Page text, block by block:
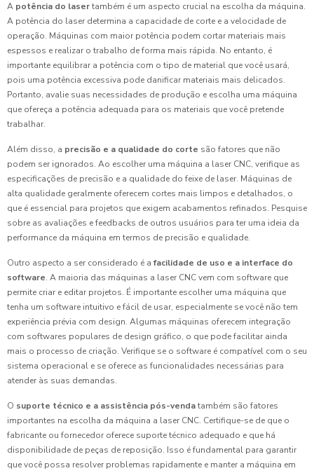
A potência do lasertambém é um aspecto crucial na escolha da máquina.
A potência do laser determina a capacidade de corte e a velocidade de
operação. Máquinas com maior potência podem cortar materiais mais
espessos e realizar o trabalho de forma mais rápida. No entanto, é
importante equilibrar a potência com o tipo de material que você usará,
pois uma potência excessiva pode danificar materiais mais delicados.
Portanto, avalie suas necessidades de produção e escolha uma máquina
que ofereça a potência adequada para os materiais que você pretende
trabalhar.
Além disso, a precisão e a qualidade do corte são fatores que não
podem ser ignorados. Ao escolher uma máquina a laser CNC, verifique as
especificações de precisão e a qualidade do feixe de laser. Máquinas de
alta qualidade geralmente oferecem cortes mais limpos e detalhados, o
que é essencial para projetos que exigem acabamentos refinados. Pesquise
sobre as avaliações e feedbacks de outros usuários para ter uma ideia da
performance da máquina em termos de precisão e qualidade.
Outro aspecto a ser considerado é a facilidade de uso e a interface do
software. A maioria das máquinas a laser CNC vem com software que
permite criar e editar projetos. É importante escolher uma máquina que
tenha um software intuitivo e fácil de usar, especialmente se você não tem
experiência prévia com design. Algumas máquinas oferecem integração
com softwares populares de design gráfico, o que pode facilitar ainda
mais o processo de criação. Verifique se o software é compatível com o seu
sistema operacional e se oferece as funcionalidades necessárias para
atender às suas demandas.
O suporte técnico e a assistência pós-vendatambém são fatores
importantes na escolha da máquina a laser CNC. Certifique-se de que o
fabricante ou fornecedor oferece suporte técnico adequado e que há
disponibilidade de peças de reposição. Isso é fundamental para garantir
que você possa resolver problemas rapidamente e manter a máquina em